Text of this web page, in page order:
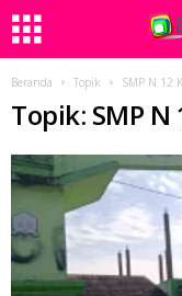
Beranda Topik SMP N 12
Topik: SMP